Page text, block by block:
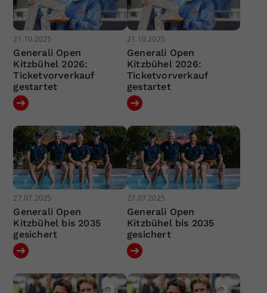
21.10.2025
Generali Open
Kitzbühel 2026:
Ticketvorverkauf
gestartet
21.10.2025
Generali Open
Kitzbühel 2026:
Ticketvorverkauf
gestartet
27.07.2025
Generali Open
Kitzbühel bis 2035
gesichert
27.07.2025
Generali Open
Kitzbühel bis 2035
gesichert